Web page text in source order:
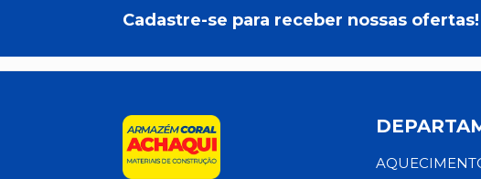
Cadastre-se para receber nossas ofertas!